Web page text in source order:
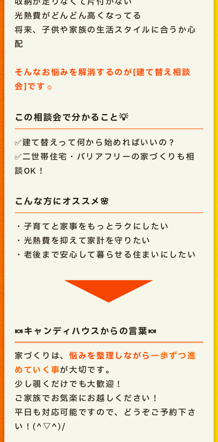
光熱費がどんどん高くなってる
将来、子供や家族の生活スタイルに合うか心
配
そんなお悩みを解消するのが[建て替え相談
会]です☼
この相談会で分かること💡
✅建て替えって何から始めればいいの？
✅二世帯住宅・バリアフリーの家づくりも相
談OK！
こんな方にオススメ🌸
・子育てと家事をもっとラクにしたい
・光熱費を抑えて家計を守りたい
・老後まで安心して暮らせる住まいにしたい
🍬キャンディハウスからの言葉🍬
家づくりは、 悩みを整理しながら一歩ずつ進
めていく事が大切です。
少し覗くだけでも大歓迎！
ご家族でお気楽にお越しください！
平日も対応可能ですので、どうぞご予約下さ
い！(^▽^)/